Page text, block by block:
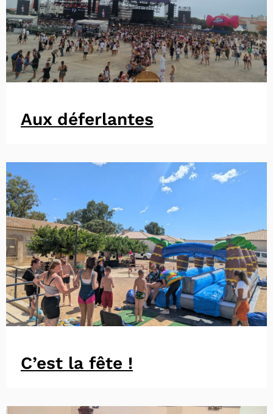
Aux déferlantes
C’est la fête !